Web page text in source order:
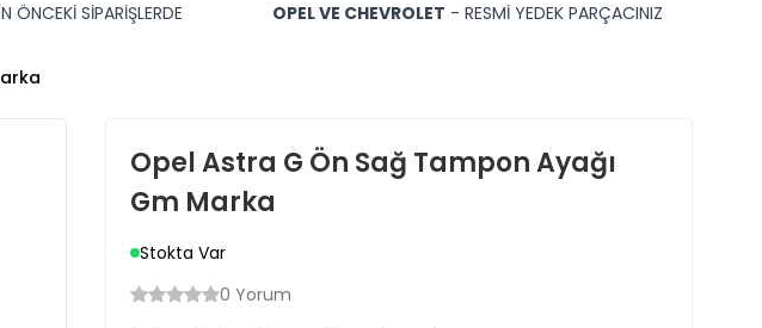
ÖNCEKİ SİPARİŞLERDE OPEL VE CHEVROLET - RESMİ YEDEK PARÇACINIZ
Opel Astra G Ön Sağ Tampon Ayağı
Gm Marka
Stokta Var
0 Yorum